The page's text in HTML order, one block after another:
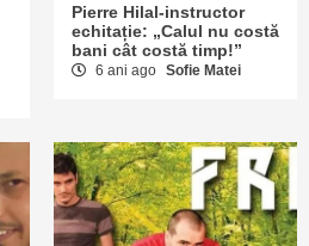
Pierre Hilal-instructor
echitație: „Calul nu costă
bani cât costă timp!”
6 ani ago Sofie Matei